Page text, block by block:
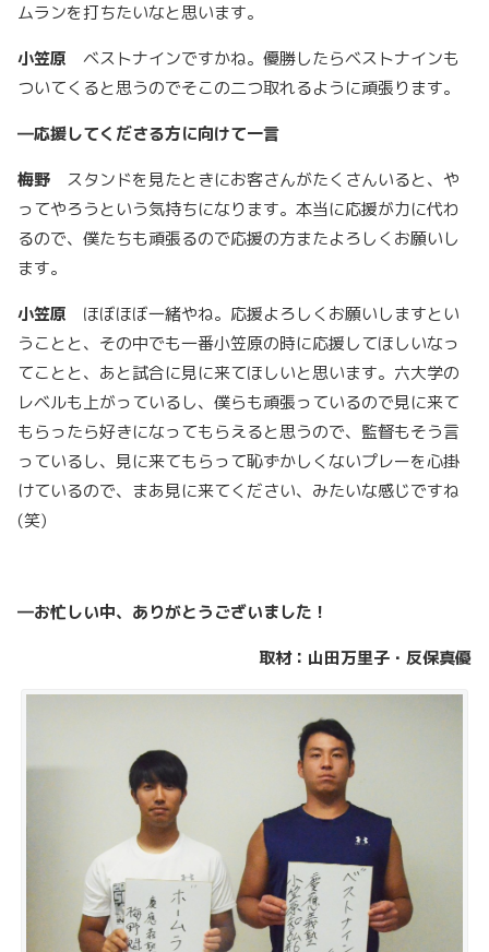
ムランを打ちたいなと思います。
小笠原 ベストナインですかね。優勝したらベストナインも
ついてくると思うのでそこの二つ取れるように頑張ります。
―応援してくださる方に向けて一言
梅野 スタンドを見たときにお客さんがたくさんいると、や
ってやろうという気持ちになります。本当に応援が力に代わ
るので、僕たちも頑張るので応援の方またよろしくお願いし
ます。
小笠原 ほぼほぼ一緒やね。応援よろしくお願いしますとい
うことと、その中でも一番小笠原の時に応援してほしいなっ
てことと、あと試合に見に来てほしいと思います。六大学の
レベルも上がっているし、僕らも頑張っているので見に来て
もらったら好きになってもらえると思うので、監督もそう言
っているし、見に来てもらって恥ずかしくないプレーを心掛
けているので、まあ見に来てください、みたいな感じですね
(笑)
―お忙しい中、ありがとうございました！
取材：山田万里子・反保真優